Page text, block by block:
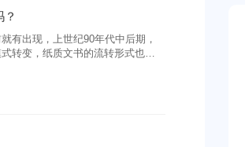
有出现，上世纪90年代中后期，
转变，纸质文书的流转形式也随
确保电子文书有效性的同时，也
的公信视觉效果，从而提出了电